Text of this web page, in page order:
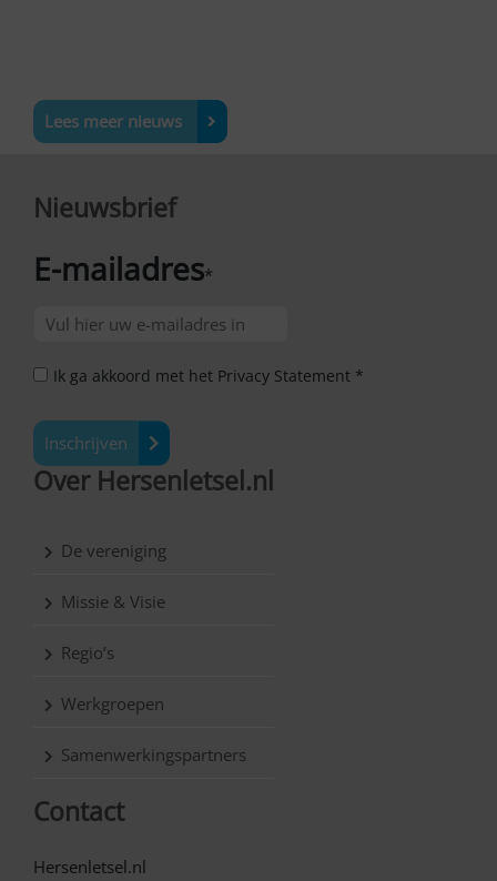
Lees meer nieuws
Nieuwsbrief
E-mailadres*
Ik ga akkoord met het Privacy Statement *
Inschrijven
Over Hersenletsel.nl
De vereniging
Missie & Visie
Regio’s
Werkgroepen
Samenwerkingspartners
Contact
Hersenletsel.nl